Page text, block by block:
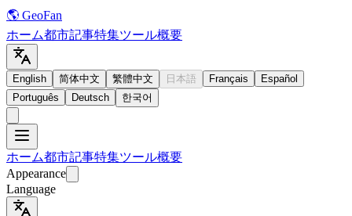
🌎 GeoFan
ホーム都市記事特集ツール概要
English 简体中文 繁體中文 日本語 Français
Español
Português
Deutsch 한국어
ホーム都市記事特集ツール概要
Appearance
Language